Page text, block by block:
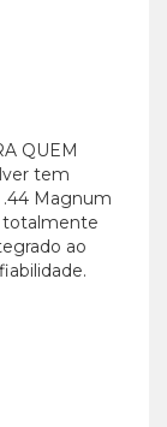
QUEM
tem
.44 Magnum
totalmente
ao